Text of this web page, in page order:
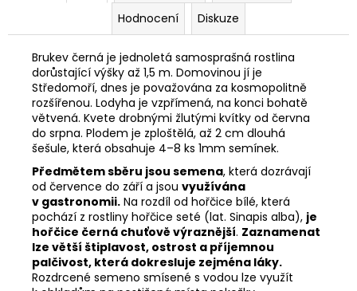
Hodnocení
Diskuze
Brukev černá je jednoletá samosprašná rostlina
dorůstající výšky až 1,5 m. Domovinou jí je
Středomoří, dnes je považována za kosmopolitně
rozšířenou. Lodyha je vzpřímená, na konci bohatě
větvená. Kvete drobnými žlutými kvítky od června
do srpna. Plodem je zploštělá, až 2 cm dlouhá
šešule, která obsahuje 4–8 ks 1mm semínek.
Předmětem sběru jsou semena, která dozrávají
od července do září a jsou využívána
v gastronomii. Na rozdíl od hořčice bílé, která
pochází z rostliny hořčice seté (lat. Sinapis alba), je
hořčice černá chuťově výraznější. Zaznamenat
lze větší štiplavost, ostrost a příjemnou
palčivost, která dokresluje zejména láky.
Rozdrcené semeno smísené s vodou lze využít